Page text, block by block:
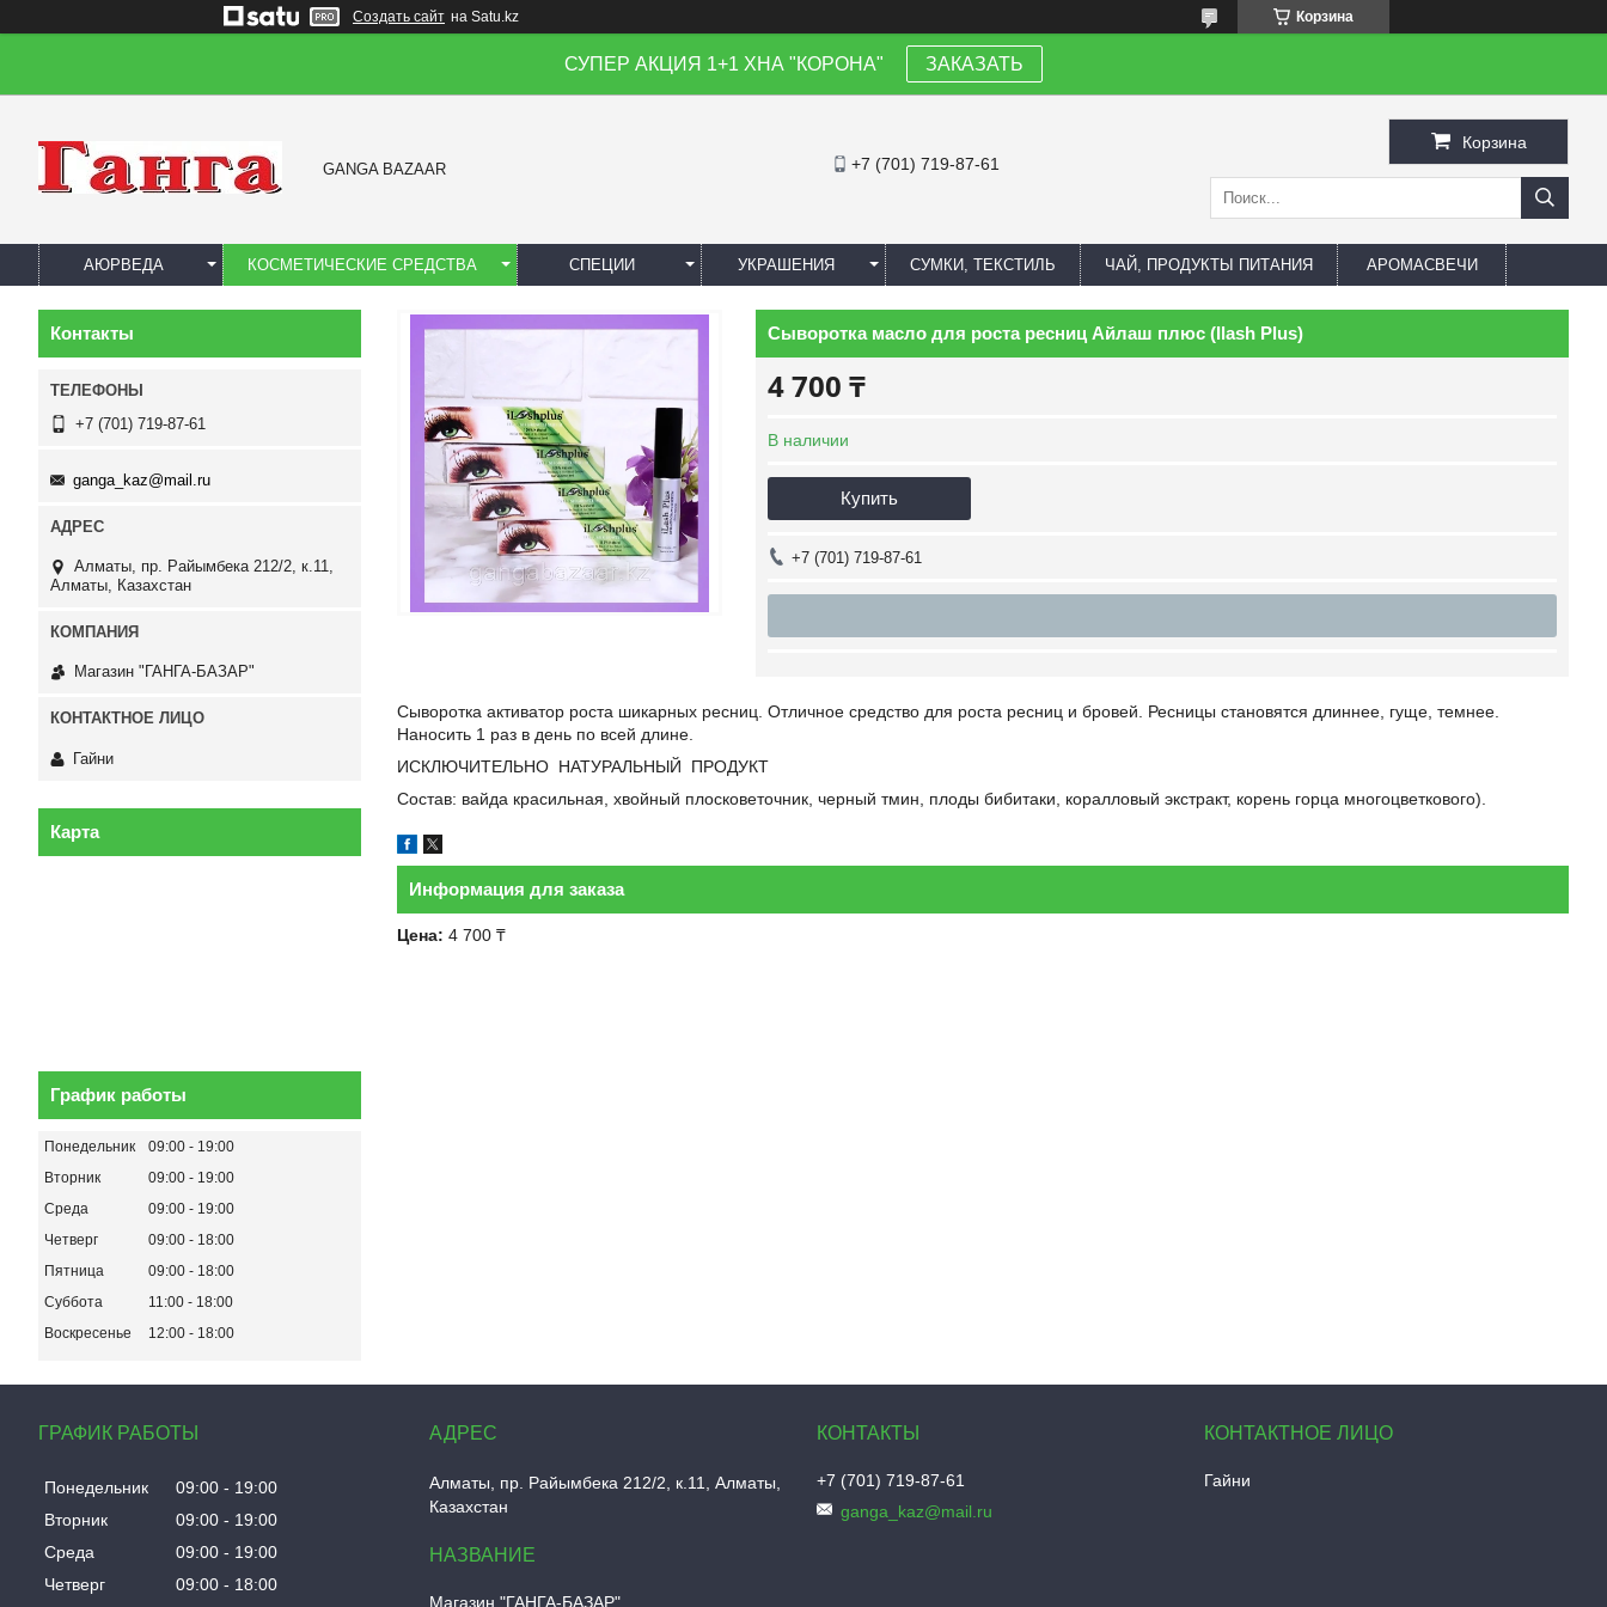
Создать сайт на Satu.kz Корзина
СУПЕР АКЦИЯ 1+1 ХНА "КОРОНА" ЗАКАЗАТЬ
GANGA BAZAAR +7 (701) 719-87-61
Корзина
АЮРВЕДА КОСМЕТИЧЕСКИЕ СРЕДСТВА СПЕЦИИ УКРАШЕНИЯ СУМКИ, ТЕКСТИЛЬ ЧАЙ, ПРОДУКТЫ ПИТАНИЯ АРОМАСВЕЧИ
Сыворотка масло для роста ресниц Айлаш плюс (Ilash Plus)
4 700 ₸
В наличии
Купить
+7 (701) 719-87-61
Сыворотка активатор роста шикарных ресниц. Отличное средство для роста ресниц и бровей. Ресницы становятся длиннее, гуще, темнее.
Наносить 1 раз в день по всей длине.
ИСКЛЮЧИТЕЛЬНО НАТУРАЛЬНЫЙ ПРОДУКТ
Состав: вайда красильная, хвойный плосковеточник, черный тмин, плоды бибитаки, коралловый экстракт, корень горца многоцветкового).
Информация для заказа
Цена: 4 700 ₸
Контакты
+7 (701) 719-87-61
ganga_kaz@mail.ru
Алматы, пр. Райымбека 212/2, к.11,
Алматы, Казахстан
Магазин "ГАНГА-БАЗАР"
Гайни
Карта
График работы
Понедельник 09:00
19:00
Вторник
09:00
19:00
Среда
09:00
19:00
Четверг
09:00
18:00
Пятница
09:00
18:00
Суббота
11:00
18:00
Воскресенье
12:00 18:00
ГРАФИК РАБОТЫ
Понедельник 09:00
19:00
Вторник
09:00
19:00
Среда
09:00
19:00
Четверг
09:00
18:00
Алматы, пр. Райымбека 212/2, к.11, Алматы,
Казахстан
Магазин "ГАНГА-БАЗАР"
+7 (701) 719-87-61
ganga_kaz@mail.ru
Гайни